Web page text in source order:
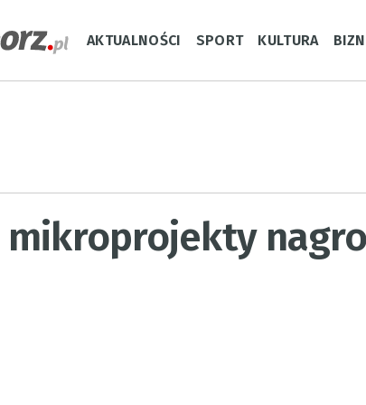
AKTUALNOŚCI SPORT KULTURA
mikroprojekty